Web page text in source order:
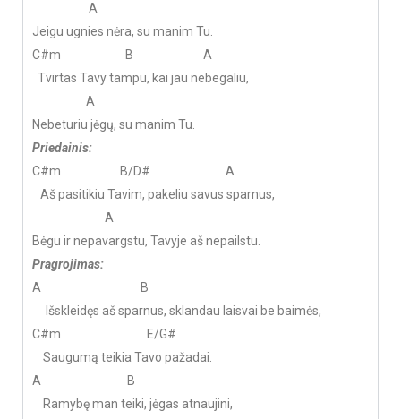
A
Jeigu ugnies nėra, su manim Tu.
C#m B A
Tvirtas Tavy tampu, kai jau nebegaliu,
A
Nebeturiu jėgų, su manim Tu.
Priedainis:
C#m B/D# A
Aš pasitikiu Tavim, pakeliu savus sparnus,
A
Bėgu ir nepavargstu, Tavyje aš nepailstu.
Pragrojimas:
A B
Išskleidęs aš sparnus, sklandau laisvai be baimės,
C#m E/G#
Saugumą teikia Tavo pažadai.
A B
Ramybę man teiki, jėgas atnaujini,